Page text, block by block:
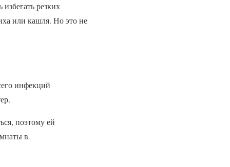
резких
или кашля. Но это не
инфекций
поэтому ей
в